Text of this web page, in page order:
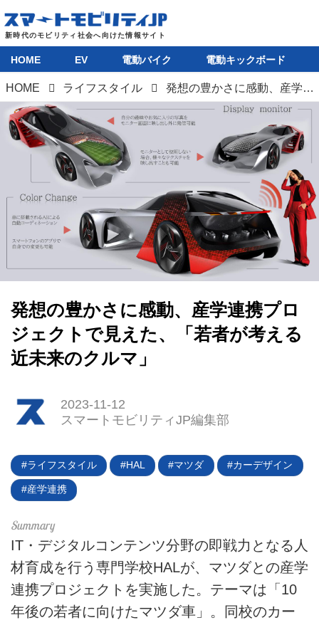
HOME
HOME EV 電動バイク 電動キックボード
HOME ライフスタイル 発想の豊かさに感動、産学連携プロジェクトで見えた、「若者が考える近未来のクルマ」
発想の豊かさに感動、産学連携プロ
ジェクトで見えた、「若者が考える
近未来のクルマ」
2023-11-12
スマートモビリティJP編集部
ライフスタイル HAL マツダ カーデザイン
産学連携
IT・デジタルコンテンツ分野の即戦力となる人
材育成を行う専門学校HALが、マツダとの産学
連携プロジェクトを実施した。テーマは「10
年後の若者に向けたマツダ車」。同校のカー